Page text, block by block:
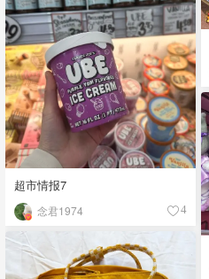
超市情报7
念君1974 4